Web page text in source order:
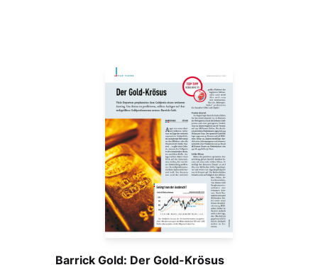
Barrick Gold: Der Gold-Krösus